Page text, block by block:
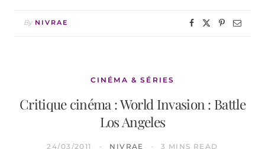
By NIVRAE
CINÉMA & SÉRIES
Critique cinéma : World Invasion : Battle
Los Angeles
24/03/2011 NIVRAE 3 MINS READ